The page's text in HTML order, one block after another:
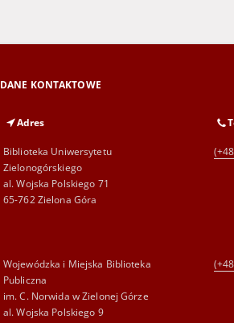
DANE KONTAKTOWE
Adres
Biblioteka Uniwersytetu
Zielonogórskiego
al. Wojska Polskiego 71
65-762 Zielona Góra
Wojewódzka i Miejska Biblioteka
Publiczna
im. C. Norwida w Zielonej Górze
al. Wojska Polskiego 9